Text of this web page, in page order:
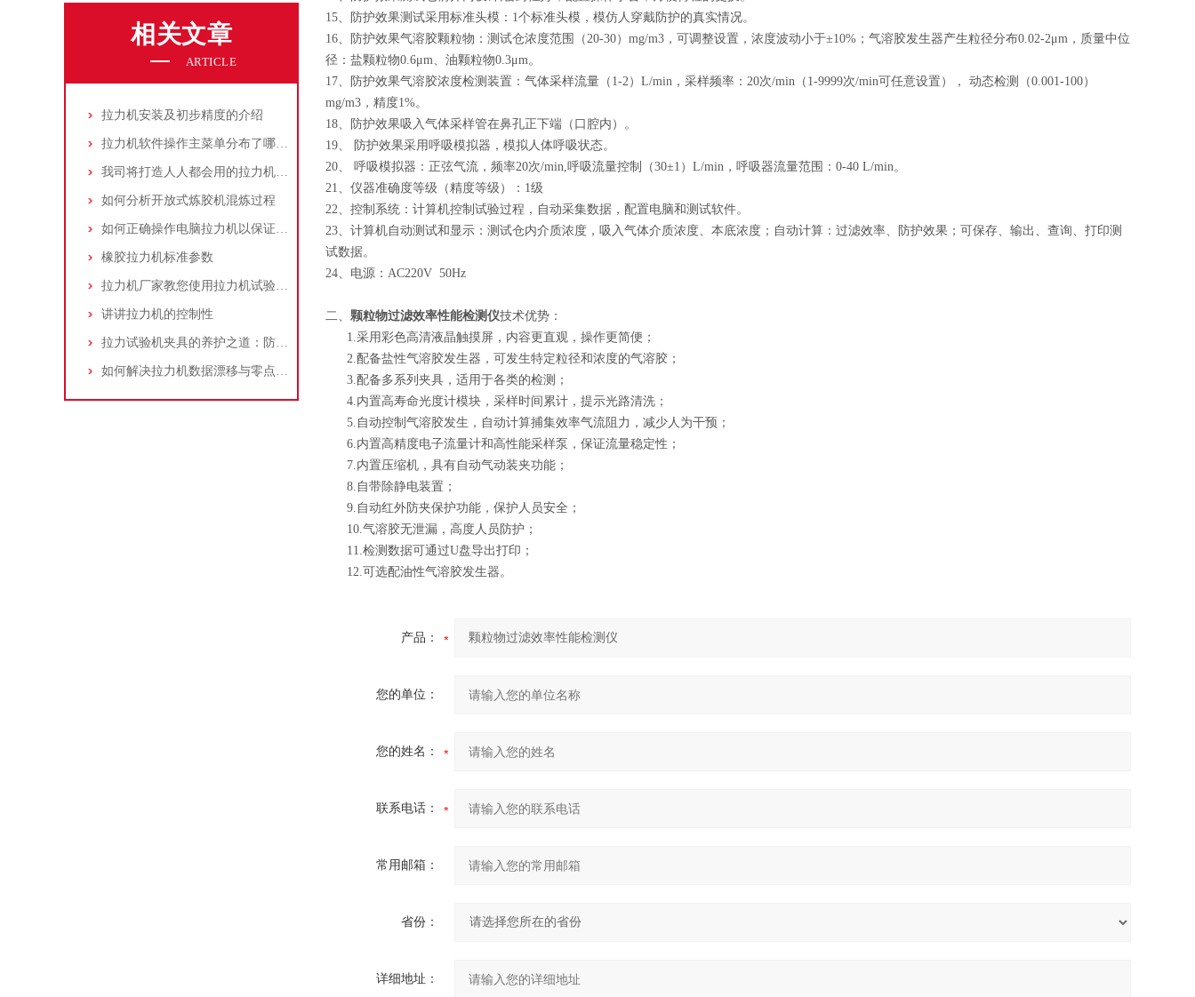
相关文章
ARTICLE
拉力机安装及初步精度的介绍
拉力机软件操作主菜单分布了哪些特色功能
我司将打造人人都会用的拉力机不需要上门调试
如何分析开放式炼胶机混炼过程
如何正确操作电脑拉力机以保证测试结果准确可靠？
橡胶拉力机标准参数
拉力机厂家教您使用拉力机试验步骤
讲讲拉力机的控制性
拉力试验机夹具的养护之道：防止硬度下降与夹面磨损的秘诀
如何解决拉力机数据漂移与零点不稳的常见故障？
15、防护效果测试采用标准头模：1个标准头模，模仿人穿戴防护的真实情况。
16、防护效果气溶胶颗粒物：测试仓浓度范围（20-30）mg/m3，可调整设置，浓度波动小于±10%；气溶胶发生器产生粒径分布0.02-2μm，质量中位
径：盐颗粒物0.6μm、油颗粒物0.3μm。
17、防护效果气溶胶浓度检测装置：气体采样流量（1-2）L/min，采样频率：20次/min（1-9999次/min可任意设置）， 动态检测（0.001-100）
mg/m3，精度1%。
18、防护效果吸入气体采样管在鼻孔正下端（口腔内）。
19、 防护效果采用呼吸模拟器，模拟人体呼吸状态。
20、 呼吸模拟器：正弦气流，频率20次/min,呼吸流量控制（30±1）L/min，呼吸器流量范围：0-40 L/min。
21、仪器准确度等级（精度等级）：1级
22、控制系统：计算机控制试验过程，自动采集数据，配置电脑和测试软件。
23、计算机自动测试和显示：测试仓内介质浓度，吸入气体介质浓度、本底浓度；自动计算：过滤效率、防护效果；可保存、输出、查询、打印测
试数据。
24、电源：AC220V 50Hz
二、 颗粒物过滤效率性能检测仪技术优势：
1.采用彩色高清液晶触摸屏，内容更直观，操作更简便；
2.配备盐性气溶胶发生器，可发生特定粒径和浓度的气溶胶；
3.配备多系列夹具，适用于各类的检测；
4.内置高寿命光度计模块，采样时间累计，提示光路清洗；
5.自动控制气溶胶发生，自动计算捕集效率气流阻力，减少人为干预；
6.内置高精度电子流量计和高性能采样泵，保证流量稳定性；
7.内置压缩机，具有自动气动装夹功能；
8.自带除静电装置；
9.自动红外防夹保护功能，保护人员安全；
10.气溶胶无泄漏，高度人员防护；
11.检测数据可通过U盘导出打印；
12.可选配油性气溶胶发生器。
产品：
您的单位：
您的姓名：
联系电话：
常用邮箱：
省份：
详细地址：